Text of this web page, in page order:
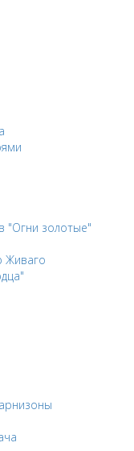
"Огни золотые"
Живаго